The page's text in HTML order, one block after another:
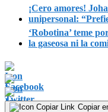
¡Cero amores!
unipersonal:
‘Robotina’ teme
la gaseosa ni la
Copiar